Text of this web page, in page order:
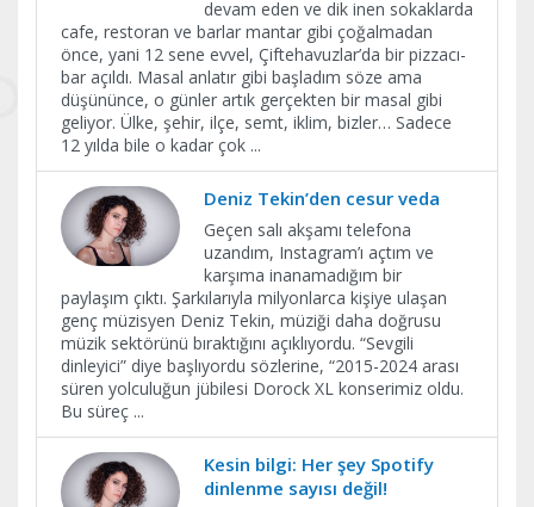
devam eden ve dik inen sokaklarda
cafe, restoran ve barlar mantar gibi çoğalmadan
önce, yani 12 sene evvel, Çiftehavuzlar’da bir pizzacı-
bar açıldı. Masal anlatır gibi başladım söze ama
düşününce, o günler artık gerçekten bir masal gibi
geliyor. Ülke, şehir, ilçe, semt, iklim, bizler… Sadece
12 yılda bile o kadar çok ...
Deniz Tekin’den cesur veda
Geçen salı akşamı telefona
uzandım, Instagram’ı açtım ve
karşıma inanamadığım bir
paylaşım çıktı. Şarkılarıyla milyonlarca kişiye ulaşan
genç müzisyen Deniz Tekin, müziği daha doğrusu
müzik sektörünü bıraktığını açıklıyordu. “Sevgili
dinleyici” diye başlıyordu sözlerine, “2015-2024 arası
süren yolculuğun jübilesi Dorock XL konserimiz oldu.
Bu süreç ...
Kesin bilgi: Her şey Spotify
dinlenme sayısı değil!